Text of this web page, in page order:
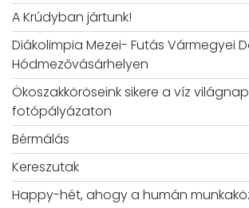
A Krúdyban jártunk!
Diákolimpia Mezei- Futás Vármegyei
Hódmezővásárhelyen
Ökoszakköröseink sikere a víz
fotópályázaton
Bérmálás
Kereszutak
Happy-hét, ahogy a humán